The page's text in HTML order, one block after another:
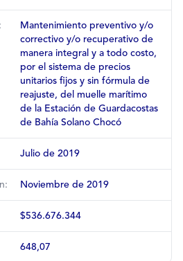
Mantenimiento preventivo y/o
correctivo y/o recuperativo de
manera integral y a todo costo,
por el sistema de precios
unitarios fijos y sin fórmula de
reajuste, del muelle marítimo
de la Estación de Guardacostas
de Bahía Solano Chocó
Julio de 2019
Noviembre de 2019
$536.676.344
648,07